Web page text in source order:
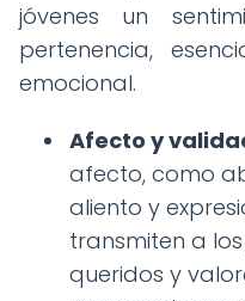
jóvenes un
pertenencia,
emocional.
Afecto y
afecto, como
aliento y
transmiten a
queridos y